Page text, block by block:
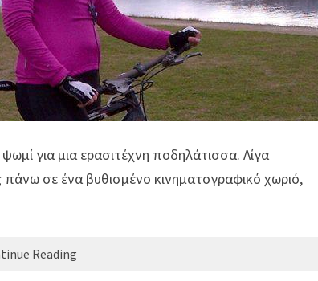
για μια ερασιτέχνη ποδηλάτισσα. Λίγα
σε ένα βυθισμένο κινηματογραφικό χωριό,
Reading